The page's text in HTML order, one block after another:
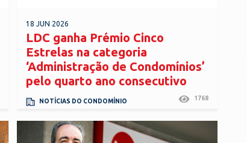
18 JUN 2026
LDC ganha Prémio Cinco
Estrelas na categoria
‘Administração de Condomínios’
pelo quarto ano consecutivo
NOTÍCIAS DO CONDOMÍNIO 1768